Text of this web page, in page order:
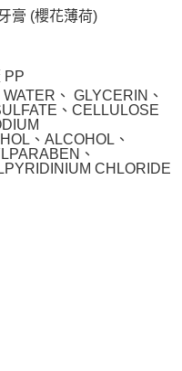
膏 (櫻花薄荷)
PP
、 GLYCERIN、
、CELLULOSE
、ALCOHOL、
、
CHLORIDE